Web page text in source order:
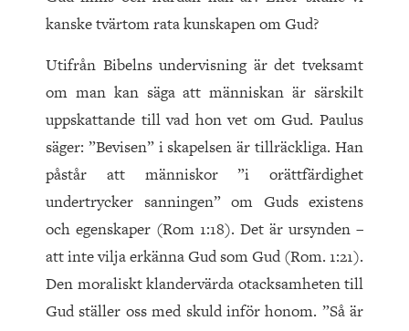
kanske tvärtom rata kunskapen om Gud?
Utifrån Bibelns undervisning är det tveksamt
om man kan säga att människan är särskilt
uppskattande till vad hon vet om Gud. Paulus
säger: ”Bevisen” i skapelsen är tillräckliga. Han
påstår att människor ”i orättfärdighet
undertrycker sanningen” om Guds existens
och egenskaper (Rom 1:18). Det är ursynden –
att inte vilja erkänna Gud som Gud (Rom. 1:21).
Den moraliskt klandervärda otacksamheten till
Gud ställer oss med skuld inför honom. ”Så är